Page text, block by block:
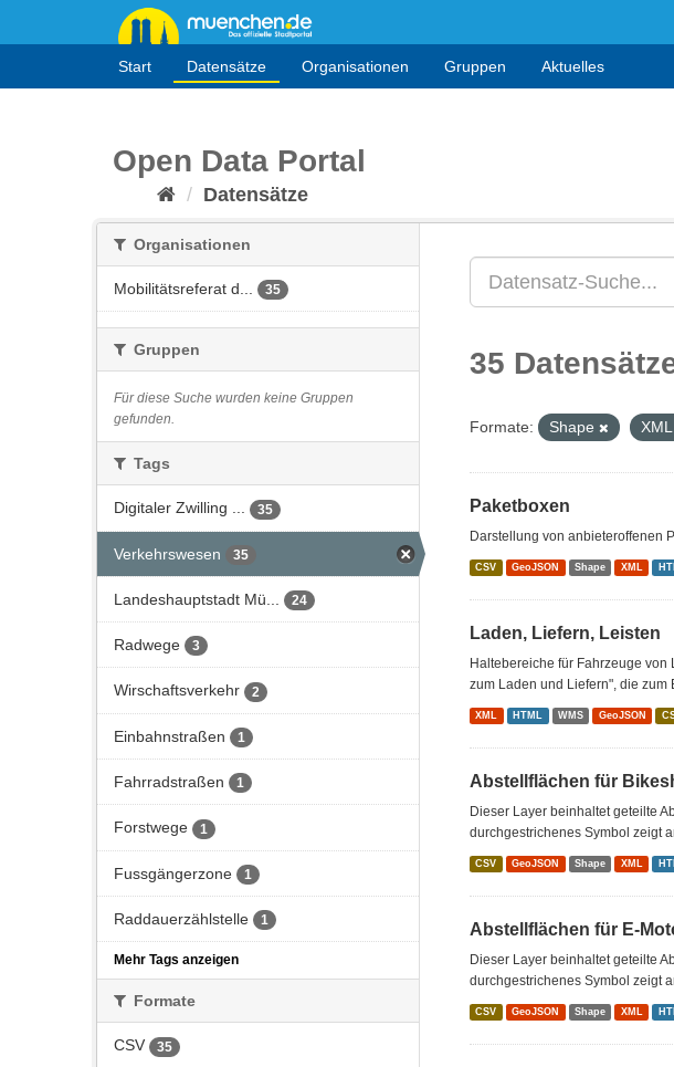
Start Datensätze Organisationen Gruppen Aktuelles
Open Data Portal
Datensätze
Organisationen
Mobilitätsreferat d... 35
Gruppen
Für diese Suche wurden keine Gruppen
gefunden.
Tags
Digitaler Zwilling ... 35
Verkehrswesen 35
Landeshauptstadt Mü... 24
Radwege 3
Wirschaftsverkehr 2
Einbahnstraßen 1
Fahrradstraßen 1
Forstwege 1
Fussgängerzone 1
Raddauerzählstelle 1
Mehr Tags anzeigen
Formate
CSV 35
35
Formate: Shape XML
Paketboxen
Darstellung von anbieteroffenen
CSV GeoJSON Shape XML
Laden, Liefern, Leisten
Haltebereiche für Fahrzeuge
zum Laden und Liefern", die zum
XML HTML WMS GeoJSON
Abstellflächen für
Dieser Layer beinhaltet geteilte
durchgestrichenes Symbol zeigt
CSV GeoJSON Shape XML
Abstellflächen für E-
Dieser Layer beinhaltet geteilte
durchgestrichenes Symbol zeigt
CSV GeoJSON Shape XML